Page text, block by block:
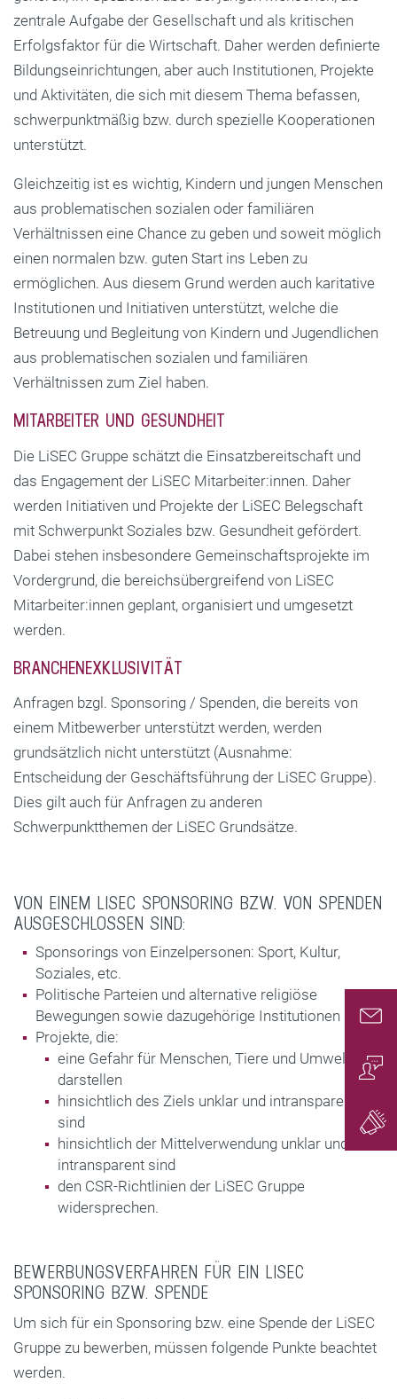
zentrale Aufgabe der Gesellschaft und als kritischen
Erfolgsfaktor für die Wirtschaft. Daher werden definierte
Bildungseinrichtungen, aber auch Institutionen, Projekte
und Aktivitäten, die sich mit diesem Thema befassen,
schwerpunktmäßig bzw. durch spezielle Kooperationen
unterstützt.
Gleichzeitig ist es wichtig, Kindern und jungen Menschen
aus problematischen sozialen oder familiären
Verhältnissen eine Chance zu geben und soweit möglich
einen normalen bzw. guten Start ins Leben zu
ermöglichen. Aus diesem Grund werden auch karitative
Institutionen und Initiativen unterstützt, welche die
Betreuung und Begleitung von Kindern und Jugendlichen
aus problematischen sozialen und familiären
Verhältnissen zum Ziel haben.
MITARBEITER UND GESUNDHEIT
Die LiSEC Gruppe schätzt die Einsatzbereitschaft und
das Engagement der LiSEC Mitarbeiter:innen. Daher
werden Initiativen und Projekte der LiSEC Belegschaft
mit Schwerpunkt Soziales bzw. Gesundheit gefördert.
Dabei stehen insbesondere Gemeinschaftsprojekte im
Vordergrund, die bereichsübergreifend von LiSEC
Mitarbeiter:innen geplant, organisiert und umgesetzt
werden.
BRANCHENEXKLUSIVITÄT
Anfragen bzgl. Sponsoring / Spenden, die bereits von
einem Mitbewerber unterstützt werden, werden
grundsätzlich nicht unterstützt (Ausnahme:
Entscheidung der Geschäftsführung der LiSEC Gruppe).
Dies gilt auch für Anfragen zu anderen
Schwerpunktthemen der LiSEC Grundsätze.
VON EINEM LISEC SPONSORING BZW. VON SPENDEN
AUSGESCHLOSSEN SIND:
Sponsorings von Einzelpersonen: Sport, Kultur,
Soziales, etc.
Politische Parteien und alternative religiöse
Bewegungen sowie dazugehörige Institutionen
Projekte, die:
eine Gefahr für Menschen, Tiere und Umwelt
darstellen
hinsichtlich des Ziels unklar und intransparent
sind
hinsichtlich der Mittelverwendung unklar und
intransparent sind
den CSR-Richtlinien der LiSEC Gruppe
widersprechen.
BEWERBUNGSVERFAHREN FÜR EIN LISEC
SPONSORING BZW. SPENDE
Um sich für ein Sponsoring bzw. eine Spende der LiSEC
Gruppe zu bewerben, müssen folgende Punkte beachtet
werden.